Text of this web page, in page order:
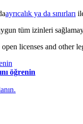
ayrıcalık ya da sınırları
tüm izinleri
licenses and other
öğrenin